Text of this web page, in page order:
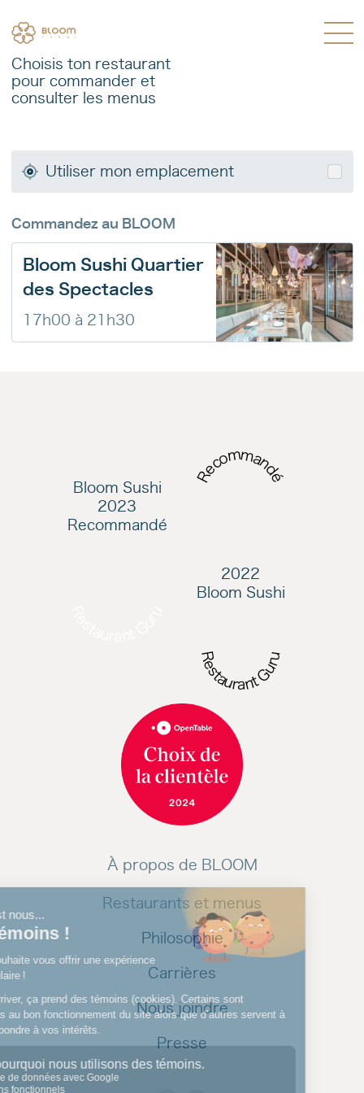
to
content
to
navigation
Le sushi botanique :
Retrouvez-nous encommande
pour emporter et sur Uber Eats
pour continuer à profiter de nos
sushis végétales où vous le désirez
Choisis ton restaurant
pour commander et
consulter les menus
Utiliser mon emplacement
Commandez au BLOOM
Bloom Sushi Quartier
des Spectacles
17h00 à 21h30
Bloom Sushi
2023
Recommandé
Recommandé
2022
Bloom Sushi
Restaurant Guru
À propos de BLOOM
Restaurants et menus
Philosophie
Carrières
Nous joindre
Presse